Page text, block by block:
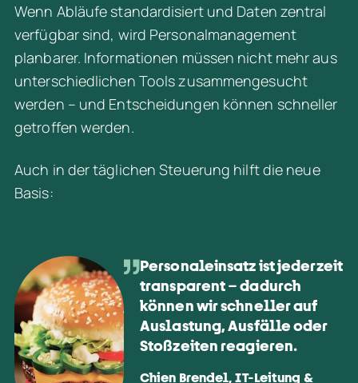
Wenn Abläufe standardisiert und Daten zentral
verfügbar sind, wird Personalmanagement
planbarer. Informationen müssen nicht mehr aus
unterschiedlichen Tools zusammengesucht
werden – und Entscheidungen können schneller
getroffen werden.
Auch in der täglichen Steuerung hilft die neue
Basis:
Personaleinsatz ist jederzeit
transparent – dadurch
können wir schneller auf
Auslastung, Ausfälle oder
Stoßzeiten reagieren.
Chien Brendel, IT-Leitung &